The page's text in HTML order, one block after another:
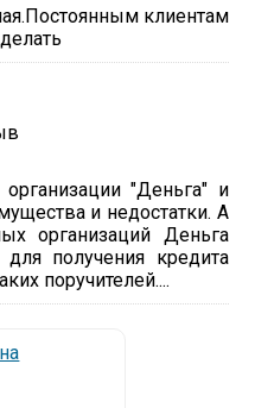
клиентам
"Деньга" и
и недостатки. А
организаций Деньга
получения кредита
поручителей....